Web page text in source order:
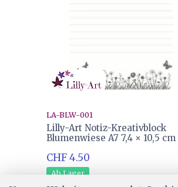
LA-BLW-001
Lilly-Art Notiz-Kreativblock
Blumenwiese A7 7,4 × 10,5 cm
CHF 4.50
Ab Lager